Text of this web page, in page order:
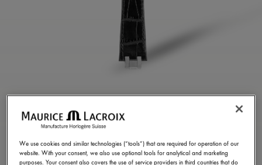
BRACELET EN CUIR DE
VEAU NOIR
ML824-005035
We use cookies and similar technologies (“tools”) that are required for operation of our
website. With your consent, we also use optional tools for analytical and marketing
purposes. Your consent also covers the use of service providers in third countries that do